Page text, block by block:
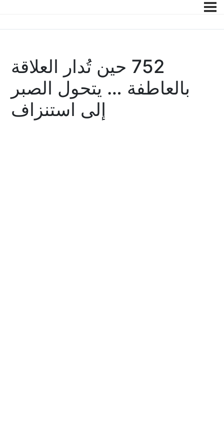
752 حين تُدار العلاقة
بالعاطفة … يتحول الصبر
إلى استنزاف